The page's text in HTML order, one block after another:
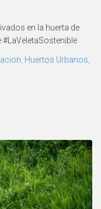
en la huerta de
Huertos Urbanos